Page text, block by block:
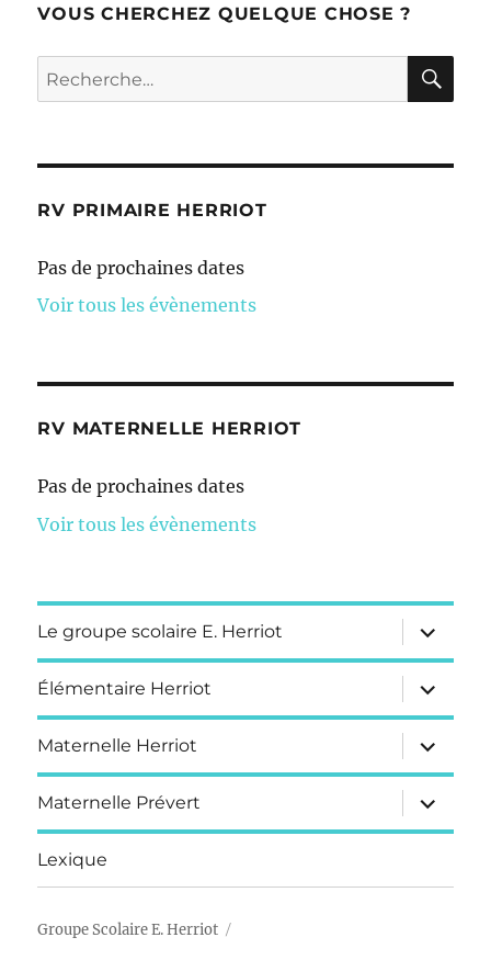
VOUS CHERCHEZ QUELQUE CHOSE ?
Recherche
pour :
RV PRIMAIRE HERRIOT
Pas de prochaines dates
Voir tous les évènements
RV MATERNELLE HERRIOT
Pas de prochaines dates
Voir tous les évènements
Le groupe scolaire E. Herriot
ouvrir
le
sous-
menu
Élémentaire Herriot
ouvrir
le
sous-
menu
Maternelle Herriot
ouvrir
le
sous-
menu
Maternelle Prévert
ouvrir
le
sous-
Lexique
Groupe Scolaire E. Herriot